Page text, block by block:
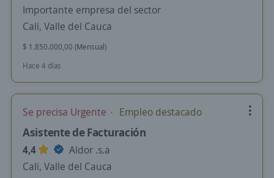
Importante empresa del sector
Cali, Valle del Cauca
$ 1.850.000,00 (Mensual)
Hace 4 días
Se precisa Urgente Empleo destacado
Asistente de Facturación
4,4
Aldor .s.a
Cali, Valle del Cauca